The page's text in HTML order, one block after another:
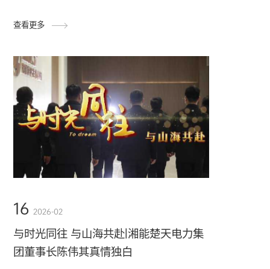
查看更多
16 2026-02
与时光同往 与山海共赴|湘能楚天电力集
团董事长陈伟其真情独白